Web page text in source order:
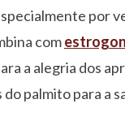
por
com
a alegria dos
palmito para a